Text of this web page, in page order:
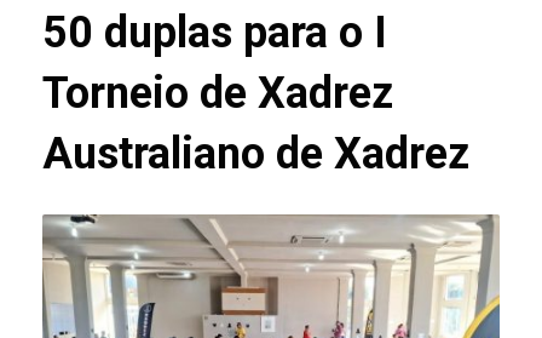
50 duplas para o I
Torneio de Xadrez
Australiano de Xadrez